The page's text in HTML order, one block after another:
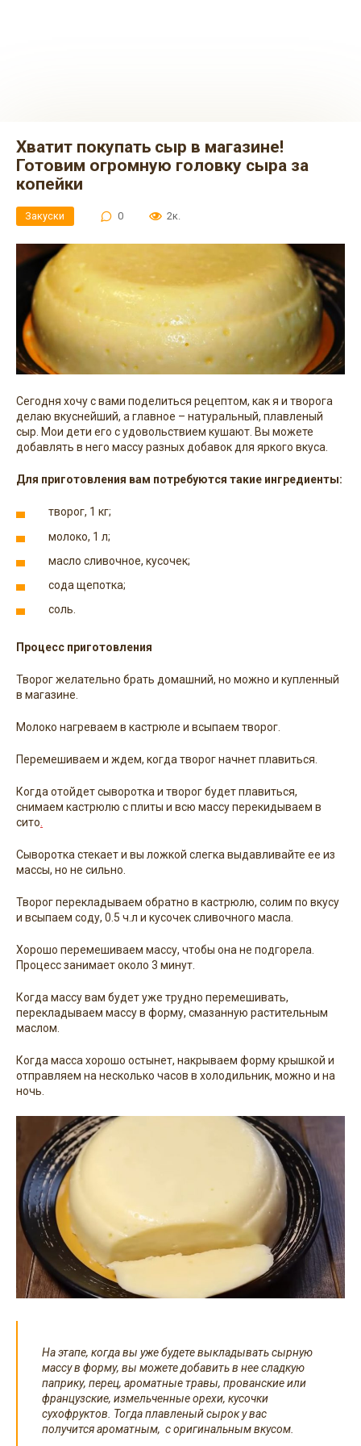
Хватит покупать сыр в магазине!
Готовим огромную головку сыра за
копейки
Закуски 0 2к.
Сегодня хочу с вами поделиться рецептом, как я и творога
делаю вкуснейший, а главное – натуральный, плавленый
сыр. Мои дети его с удовольствием кушают. Вы можете
добавлять в него массу разных добавок для яркого вкуса.
Для приготовления вам потребуются такие ингредиенты:
творог, 1 кг;
молоко, 1 л;
масло сливочное, кусочек;
сода щепотка;
соль.
Процесс приготовления
Творог желательно брать домашний, но можно и купленный
в магазине.
Молоко нагреваем в кастрюле и всыпаем творог.
Перемешиваем и ждем, когда творог начнет плавиться.
Когда отойдет сыворотка и творог будет плавиться,
снимаем кастрюлю с плиты и всю массу перекидываем в
сито
Сыворотка стекает и вы ложкой слегка выдавливайте ее из
массы, но не сильно.
Творог перекладываем обратно в кастрюлю, солим по вкусу
и всыпаем соду, 0.5 ч.л и кусочек сливочного масла.
Хорошо перемешиваем массу, чтобы она не подгорела.
Процесс занимает около 3 минут.
Когда массу вам будет уже трудно перемешивать,
перекладываем массу в форму, смазанную растительным
маслом.
Когда масса хорошо остынет, накрываем форму крышкой и
отправляем на несколько часов в холодильник, можно и на
ночь.
На этапе, когда вы уже будете выкладывать сырную
массу в форму, вы можете добавить в нее сладкую
паприку, перец, ароматные травы, прованские или
французские, измельченные орехи, кусочки
сухофруктов. Тогда плавленый сырок у вас
получится ароматным, с оригинальным вкусом.